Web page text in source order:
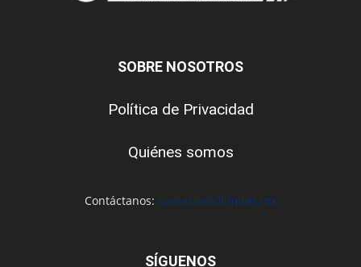
SOBRE NOSOTROS
Política de Privacidad
Quiénes somos
Contáctanos: contacto@0limites.mx
SÍGUENOS